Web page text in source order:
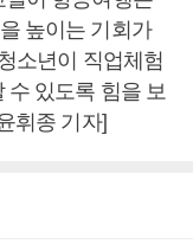
높이는 기회가
소년이 직업체험
수 있도록 힘을 보
휘종 기자]